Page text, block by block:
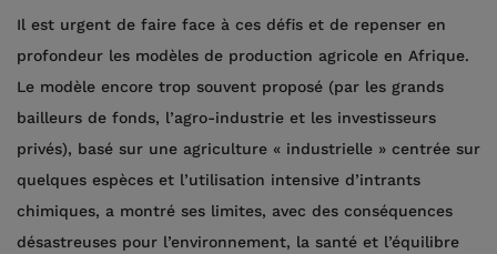
Il est urgent de faire face à ces défis et de repenser en
profondeur les modèles de production agricole en Afrique.
Le modèle encore trop souvent proposé (par les grands
bailleurs de fonds, l’agro-industrie et les investisseurs
privés), basé sur une agriculture « industrielle » centrée sur
quelques espèces et l’utilisation intensive d’intrants
chimiques, a montré ses limites, avec des conséquences
désastreuses pour l’environnement, la santé et l’équilibre